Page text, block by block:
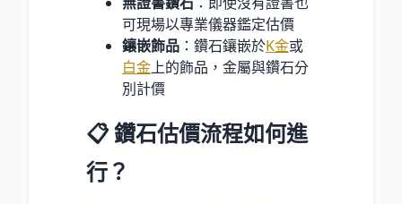
可現場以專業儀器鑑定估價
鑲嵌飾品 ：鑽石鑲嵌於K金或
白金上的飾品，金屬與鑽石分
別計價
📋 鑽石估價流程如何進
行？